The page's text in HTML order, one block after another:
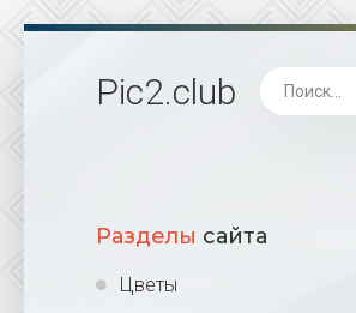
Pic2.club
Разделы сайта
Цветы